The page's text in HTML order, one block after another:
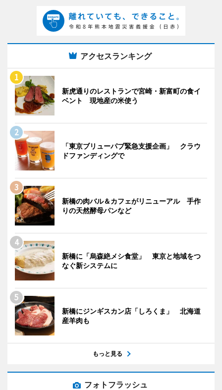
アクセスランキング
新虎通りのレストランで宮崎・新富町の食イ
ベント 現地産の米使う
「東京ブリューパブ緊急支援企画」 クラウ
ドファンディングで
新橋の肉バル＆カフェがリニューアル 手作
りの天然酵母パンなど
新橋に「烏森絶メシ食堂」 東京と地域をつ
なぐ新システムに
新橋にジンギスカン店「しろくま」 北海道
産羊肉も
もっと見る
フォトフラッシュ